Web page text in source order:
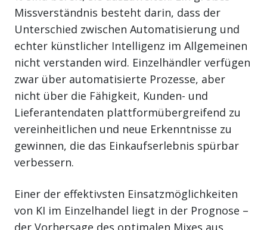
Missverständnis besteht darin, dass der
Unterschied zwischen Automatisierung und
echter künstlicher Intelligenz im Allgemeinen
nicht verstanden wird. Einzelhändler verfügen
zwar über automatisierte Prozesse, aber
nicht über die Fähigkeit, Kunden- und
Lieferantendaten plattformübergreifend zu
vereinheitlichen und neue Erkenntnisse zu
gewinnen, die das Einkaufserlebnis spürbar
verbessern.
Einer der effektivsten Einsatzmöglichkeiten
von KI im Einzelhandel liegt in der Prognose –
der Vorhersage des optimalen Mixes aus